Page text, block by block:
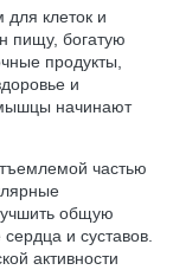
клеток и
пищу, богатую
продукты,
и
начинают
частью
общую
и суставов.
активности